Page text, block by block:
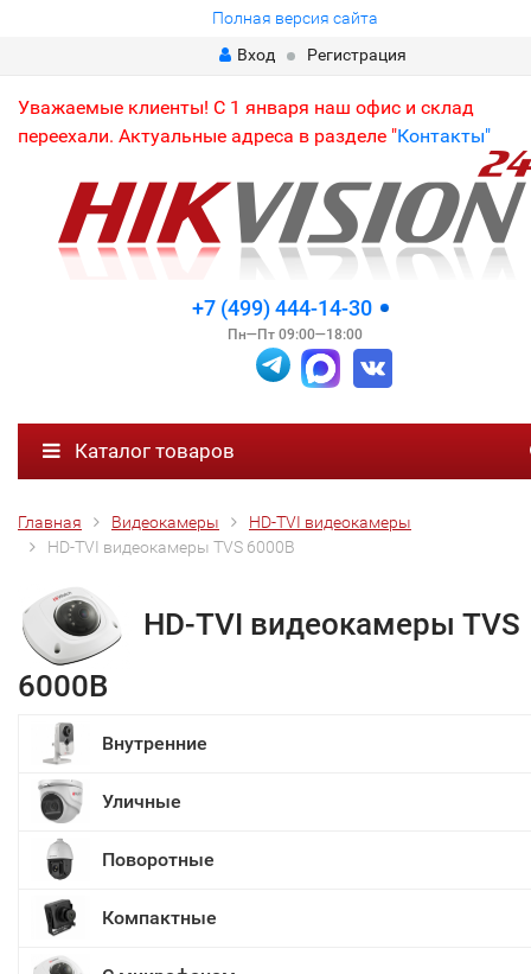
Полная версия сайта
Вход
Регистрация
Уважаемые клиенты! С 1 января наш офис и склад
переехали. Актуальные адреса в разделе "Контакты"
+7 (499) 444-14-30
Пн—Пт 09:00—18:00
Каталог товаров
Главная Видеокамеры
HD-TVI видеокамеры
HD-TVI видеокамеры TVS 6000В
HD-TVI видеокамеры TVS
6000В
Внутренние
Уличные
Поворотные
Компактные